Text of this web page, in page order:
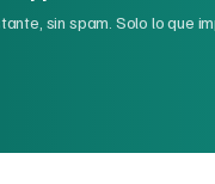
sin spam. Solo lo que